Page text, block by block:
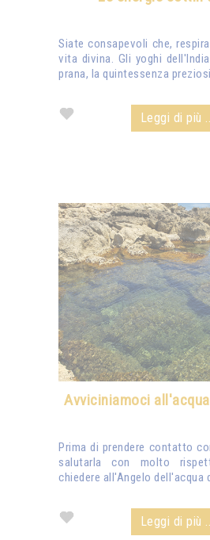
Siate consapevoli che,
vita divina. Gli yoghi
prana, la quintessenza
Leggi di più
Avviciniamoci
Prima di prendere contatto
salutarla con molto
chiedere all'Angelo dell'acqua
Leggi di più